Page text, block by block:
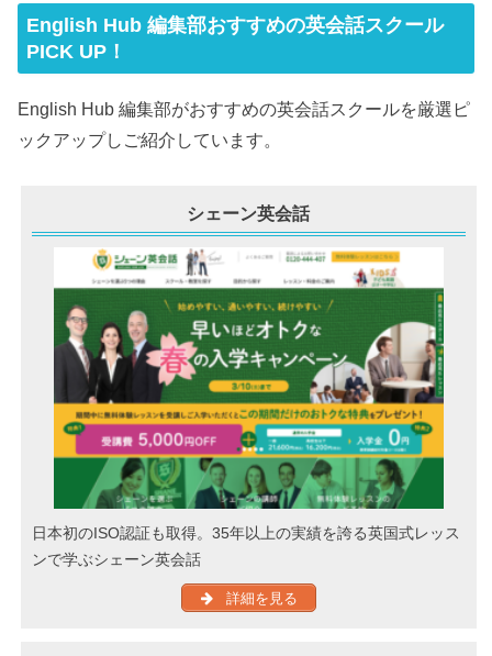
English Hub 編集部おすすめの英会話スクール
PICK UP！
English Hub 編集部がおすすめの英会話スクールを厳選ピ
ックアップしご紹介しています。
シェーン英会話
日本初のISO認証も取得。35年以上の実績を誇る英国式レッス
ンで学ぶシェーン英会話
詳細を見る